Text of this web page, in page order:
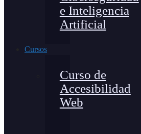
e Inteligencia
Artificial
Cursos
Curso de
Accesibilidad
Web